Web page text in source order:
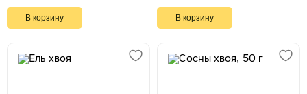
В корзину В корзину